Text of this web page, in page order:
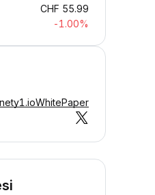
CHF 55.99
-1.00%
WhitePaper